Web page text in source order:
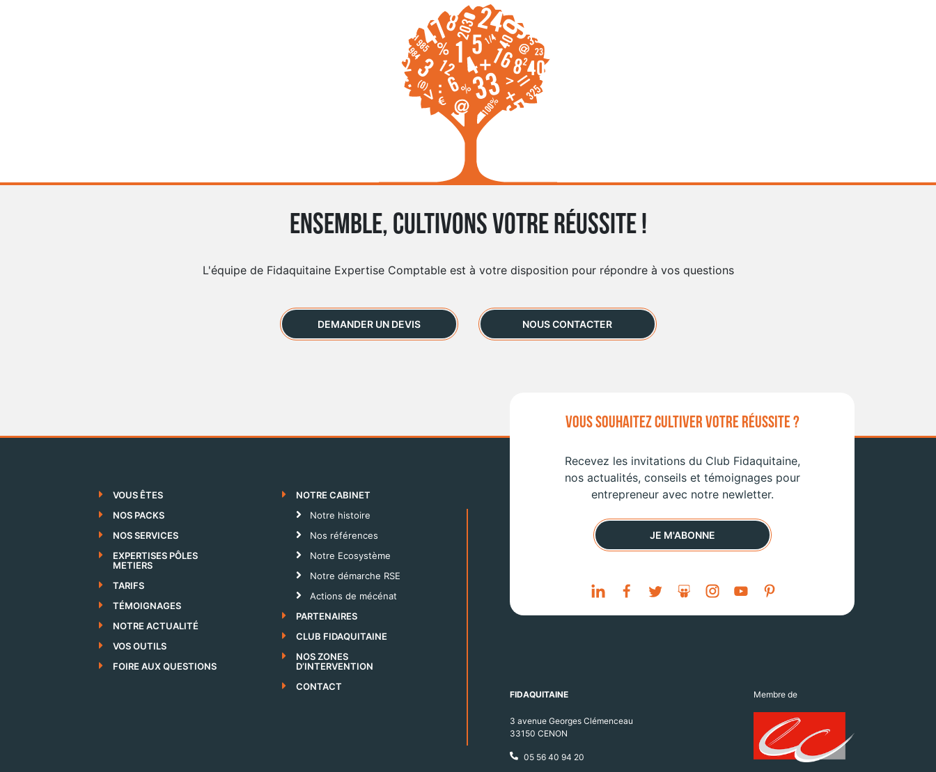
Ensemble, cultivons votre réussite !
L'équipe de Fidaquitaine Expertise Comptable est à votre disposition pour répondre à vos questions
DEMANDER UN DEVIS NOUS CONTACTER
VOUS ÊTES
NOS PACKS
NOS SERVICES
EXPERTISES PÔLES
METIERS
TARIFS
TÉMOIGNAGES
NOTRE ACTUALITÉ
VOS OUTILS
FOIRE AUX QUESTIONS
NOTRE CABINET
Notre histoire
Nos références
Notre Ecosystème
Notre démarche RSE
Actions de mécénat
PARTENAIRES
CLUB FIDAQUITAINE
NOS ZONES
D’INTERVENTION
CONTACT
VOUS SOUHAITEZ CULTIVER VOTRE RÉUSSITE ?
Recevez les invitations du Club Fidaquitaine,
nos actualités, conseils et témoignages pour
entrepreneur avec notre newletter.
JE M'ABONNE
FIDAQUITAINE
3 avenue Georges Clémenceau
33150 CENON
05 56 40 94 20
Membre de